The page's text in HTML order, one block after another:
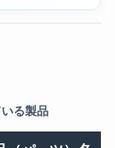
る製品